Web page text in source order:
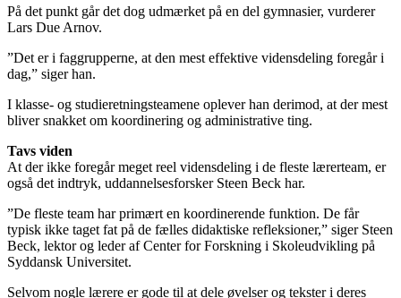
På det punkt går det dog udmærket på en del gymnasier, vurderer
Lars Due Arnov.
”Det er i faggrupperne, at den mest effektive vidensdeling foregår i
dag,” siger han.
I klasse- og studieretningsteamene oplever han derimod, at der mest
bliver snakket om koordinering og administrative ting.
Tavs viden
At der ikke foregår meget reel vidensdeling i de fleste lærerteam, er
også det indtryk, uddannelsesforsker Steen Beck har.
”De fleste team har primært en koordinerende funktion. De får
typisk ikke taget fat på de fælles didaktiske refleksioner,” siger Steen
Beck, lektor og leder af Center for Forskning i Skoleudvikling på
Syddansk Universitet.
Selvom nogle lærere er gode til at dele øvelser og tekster i deres